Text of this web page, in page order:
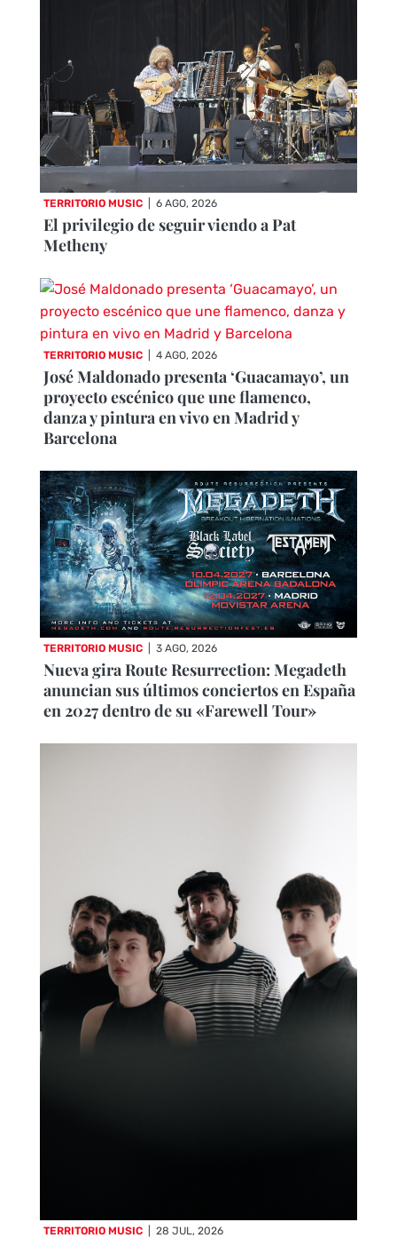
TERRITORIO MUSIC 6 AGO, 2026
El privilegio de seguir viendo a Pat
Metheny
TERRITORIO MUSIC 4 AGO, 2026
José Maldonado presenta ‘Guacamayo’, un
proyecto escénico que une flamenco,
danza y pintura en vivo en Madrid y
Barcelona
TERRITORIO MUSIC 3 AGO, 2026
Nueva gira Route Resurrection: Megadeth
anuncian sus últimos conciertos en España
en 2027 dentro de su «Farewell Tour»
TERRITORIO MUSIC 28 JUL, 2026